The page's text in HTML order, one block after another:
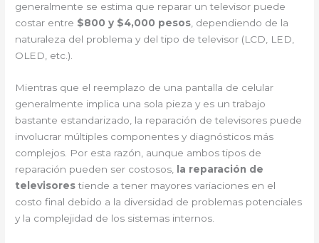
generalmente se estima que reparar un televisor puede
costar entre $800 y $4,000 pesos , dependiendo de la
naturaleza del problema y del tipo de televisor (LCD, LED,
OLED, etc.).
Mientras que el reemplazo de una pantalla de celular
generalmente implica una sola pieza y es un trabajo
bastante estandarizado, la reparación de televisores puede
involucrar múltiples componentes y diagnósticos más
complejos. Por esta razón, aunque ambos tipos de
reparación pueden ser costosos,
la reparación de
televisorestiende a tener mayores variaciones en el
costo final debido a la diversidad de problemas potenciales
y la complejidad de los sistemas internos.